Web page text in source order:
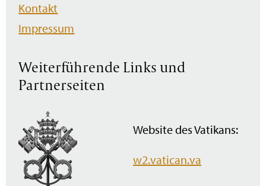
Kontakt
Impressum
Weiterführende Links und
Partnerseiten
Website des Vatikans:
w2.vatican.va